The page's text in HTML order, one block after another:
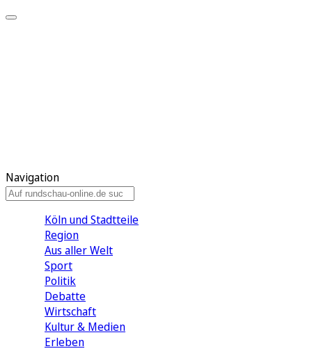
Navigation
Köln und Stadtteile
Region
Aus aller Welt
Sport
Politik
Debatte
Wirtschaft
Kultur & Medien
Erleben